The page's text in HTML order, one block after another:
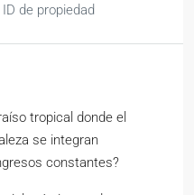
ID de propiedad
tropical donde el
se integran
constantes?